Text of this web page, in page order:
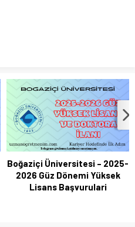
Boğaziçi Üniversitesi – 2025-
2026 Güz Dönemi Yüksek
Lisans Başvurulari